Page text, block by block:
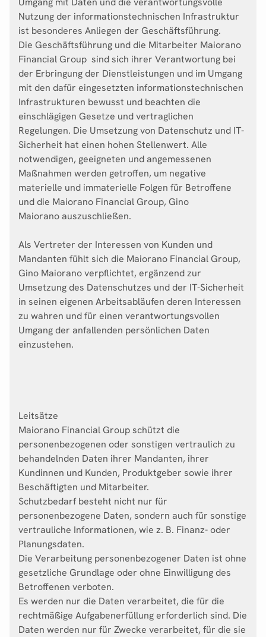
Nutzung der informationstechnischen Infrastruktur
ist besonderes Anliegen der Geschäftsführung.
Die Geschäftsführung und die Mitarbeiter Maiorano
Financial Group sind sich ihrer Verantwortung bei
der Erbringung der Dienstleistungen und im Umgang
mit den dafür eingesetzten informationstechnischen
Infrastrukturen bewusst und beachten die
einschlägigen Gesetze und vertraglichen
Regelungen. Die Umsetzung von Datenschutz und IT-
Sicherheit hat einen hohen Stellenwert. Alle
notwendigen, geeigneten und angemessenen
Maßnahmen werden getroffen, um negative
materielle und immaterielle Folgen für Betroffene
und die Maiorano Financial Group, Gino
Maiorano auszuschließen.
Als Vertreter der Interessen von Kunden und
Mandanten fühlt sich die Maiorano Financial Group,
Gino Maiorano verpflichtet, ergänzend zur
Umsetzung des Datenschutzes und der IT-Sicherheit
in seinen eigenen Arbeitsabläufen deren Interessen
zu wahren und für einen verantwortungsvollen
Umgang der anfallenden persönlichen Daten
einzustehen.
Leitsätze
Maiorano Financial Group schützt die
personenbezogenen oder sonstigen vertraulich zu
behandelnden Daten ihrer Mandanten, ihrer
Kundinnen und Kunden, Produktgeber sowie ihrer
Beschäftigten und Mitarbeiter.
Schutzbedarf besteht nicht nur für
personenbezogene Daten, sondern auch für sonstige
vertrauliche Informationen, wie z. B. Finanz- oder
Planungsdaten.
Die Verarbeitung personenbezogener Daten ist ohne
gesetzliche Grundlage oder ohne Einwilligung des
Betroffenen verboten.
Es werden nur die Daten verarbeitet, die für die
rechtmäßige Aufgabenerfüllung erforderlich sind. Die
Daten werden nur für Zwecke verarbeitet, für die sie